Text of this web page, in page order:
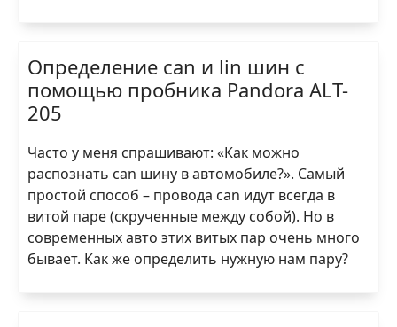
Определение can и lin шин с
помощью пробника Pandora ALT-
205
Часто у меня спрашивают: «Как можно
распознать can шину в автомобиле?». Самый
простой способ – провода can идут всегда в
витой паре (скрученные между собой). Но в
современных авто этих витых пар очень много
бывает. Как же определить нужную нам пару?